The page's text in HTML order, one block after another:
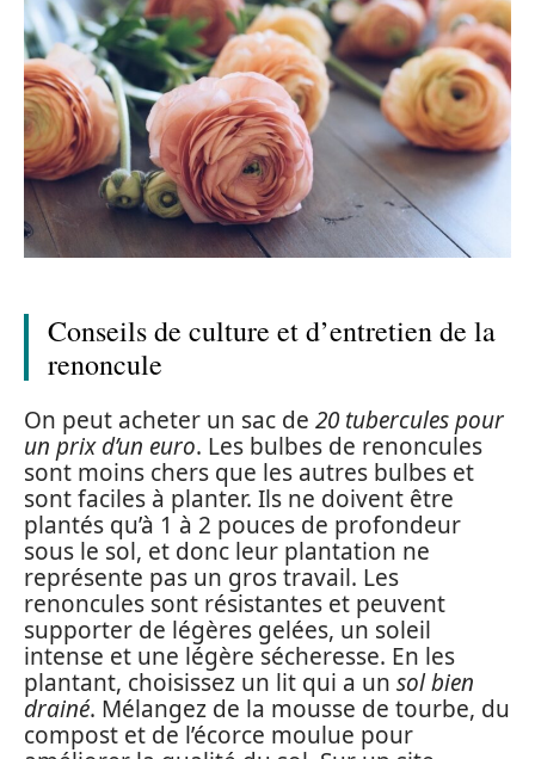
Conseils de culture et d’entretien de la
renoncule
On peut acheter un sac de 20 tubercules pour
un prix d’un euro. Les bulbes de renoncules
sont moins chers que les autres bulbes et
sont faciles à planter. Ils ne doivent être
plantés qu’à 1 à 2 pouces de profondeur
sous le sol, et donc leur plantation ne
représente pas un gros travail. Les
renoncules sont résistantes et peuvent
supporter de légères gelées, un soleil
intense et une légère sécheresse. En les
plantant, choisissez un lit qui a un sol bien
drainé. Mélangez de la mousse de tourbe, du
compost et de l’écorce moulue pour